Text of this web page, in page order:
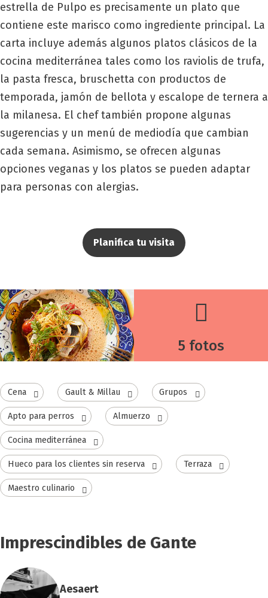
estrella de Pulpo es precisamente un plato que
contiene este marisco como ingrediente principal. La
carta incluye además algunos platos clásicos de la
cocina mediterránea tales como los raviolis de trufa,
la pasta fresca, bruschetta con productos de
temporada, jamón de bellota y escalope de ternera a
la milanesa. El chef también propone algunas
sugerencias y un menú de mediodía que cambian
cada semana. Asimismo, se ofrecen algunas
opciones veganas y los platos se pueden adaptar
para personas con alergias.
Planifica tu visita
5 fotos
Cena Gault & Millau Grupos
Apto para perros Almuerzo
Cocina mediterránea
Hueco para los clientes sin reserva Terraza
Maestro culinario
Imprescindibles de Gante
Aesaert